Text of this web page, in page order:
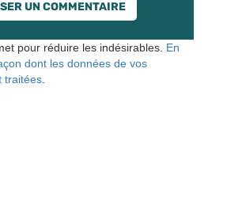
pour réduire les indésirables. En
dont les données de vos
traitées